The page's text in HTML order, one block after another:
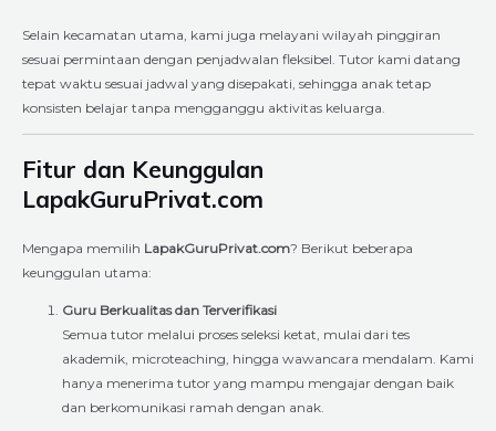
Selain kecamatan utama, kami juga melayani wilayah pinggiran
sesuai permintaan dengan penjadwalan fleksibel. Tutor kami datang
tepat waktu sesuai jadwal yang disepakati, sehingga anak tetap
konsisten belajar tanpa mengganggu aktivitas keluarga.
Fitur dan Keunggulan
LapakGuruPrivat.com
Mengapa memilih LapakGuruPrivat.com? Berikut beberapa
keunggulan utama:
Guru Berkualitas dan Terverifikasi
Semua tutor melalui proses seleksi ketat, mulai dari tes
akademik, microteaching, hingga wawancara mendalam. Kami
hanya menerima tutor yang mampu mengajar dengan baik
dan berkomunikasi ramah dengan anak.